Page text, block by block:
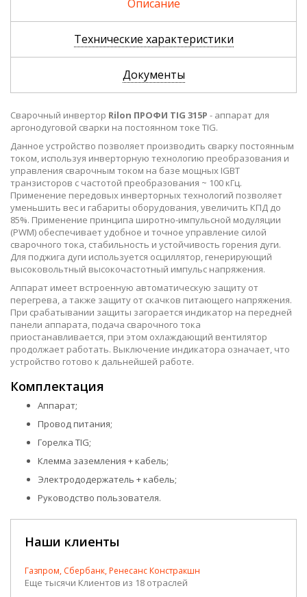
Описание
Технические характеристики
Документы
Сварочный инвертор Rilon ПРОФИ TIG 315P - аппарат для
аргонодуговой сварки на постоянном токе TIG.
Данное устройство позволяет производить сварку постоянным
током, используя инверторную технологию преобразования и
управления сварочным током на базе мощных IGBT
транзисторов с частотой преобразования ~ 100 кГц.
Применение передовых инверторных технологий позволяет
уменьшить вес и габариты оборудования, увеличить КПД до
85%. Применение принципа широтно-импульсной модуляции
(PWM) обеспечивает удобное и точное управление силой
сварочного тока, стабильность и устойчивость горения дуги.
Для поджига дуги используется осциллятор, генерирующий
высоковольтный высокочастотный импульс напряжения.
Аппарат имеет встроенную автоматическую защиту от
перегрева, а также защиту от скачков питающего напряжения.
При срабатывании защиты загорается индикатор на передней
панели аппарата, подача сварочного тока
приостанавливается, при этом охлаждающий вентилятор
продолжает работать. Выключение индикатора означает, что
устройство готово к дальнейшей работе.
Комплектация
Аппарат;
Провод питания;
Горелка TIG;
Клемма заземления + кабель;
Электрододержатель + кабель;
Руководство пользователя.
Наши клиенты
Газпром, Сбербанк, Ренесанс Констракшн
Еще тысячи Клиентов из 18 отраслей